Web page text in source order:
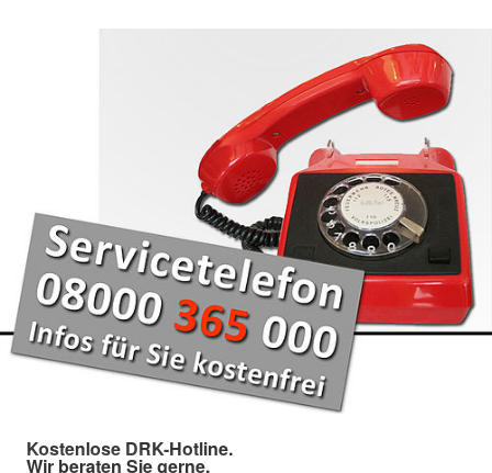
Kostenlose DRK-Hotline.
Wir beraten Sie gerne.